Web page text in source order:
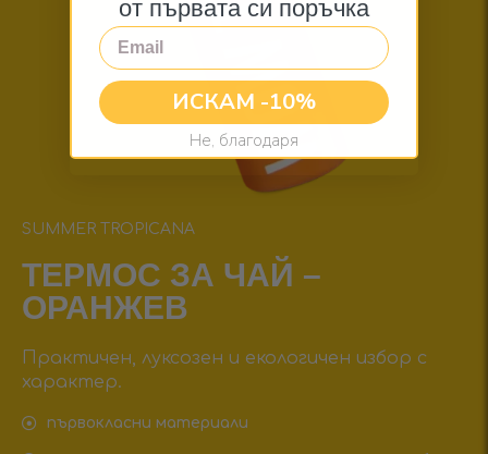
SUMMER TROPICANA
ТЕРМОС ЗА ЧАЙ –
ОРАНЖЕВ
Практичен, луксозен и екологичен избор с
характер.
първокласни материали
от първата си поръчка
Email
ИСКАМ -10%
Не, благодаря